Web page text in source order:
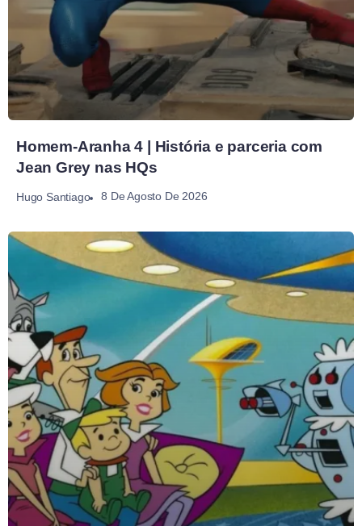
Homem-Aranha 4 | História e parceria com
Jean Grey nas HQs
Hugo Santiago 8 De Agosto De 2026